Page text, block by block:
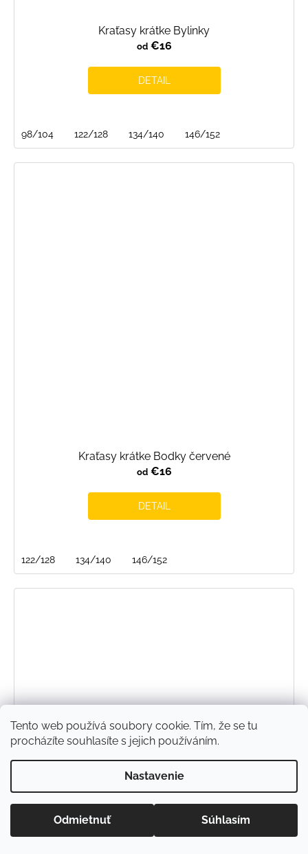
Tento web používá soubory cookie. Tím, že se tu
procházíte souhlasíte s jejich používáním.
Nastavenie
Odmietnuť Súhlasím
Kraťasy krátke Bylinky
od€16
DETAIL
98/104 122/128 134/140 146/152
Kraťasy krátke Bodky červené
od€16
DETAIL
122/128 134/140 146/152